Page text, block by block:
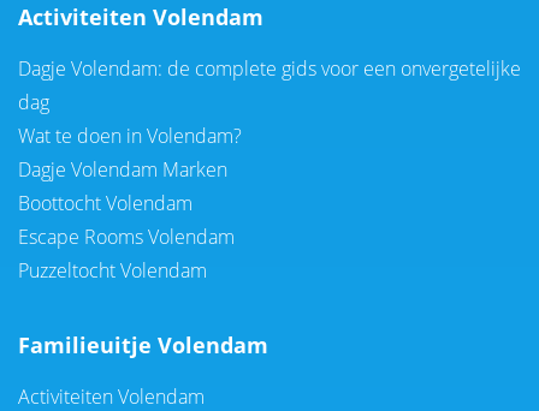
Activiteiten Volendam
Dagje Volendam: de complete gids voor een onvergetelijke
dag
Wat te doen in Volendam?
Dagje Volendam Marken
Boottocht Volendam
Escape Rooms Volendam
Puzzeltocht Volendam
Familieuitje Volendam
Activiteiten Volendam